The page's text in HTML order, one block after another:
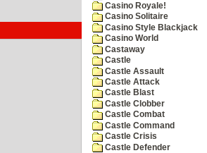
Casino Royale!
Casino Solitaire
Casino Style Blackjack
Casino World
Castaway
Castle
Castle Assault
Castle Attack
Castle Blast
Castle Clobber
Castle Combat
Castle Command
Castle Crisis
Castle Defender